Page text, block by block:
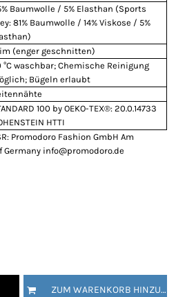
Baumwolle / 5% Elasthan (Sports
81% Baumwolle / 14% Viskose / 5%
(enger geschnitten)
°C waschbar; Chemische Reinigung
Bügeln erlaubt
100 by OEKO-TEX®: 20.0.14733
HTTI
Promodoro Fashion GmbH Am
info@promodoro.de
ZUM WARENKORB HINZUFÜGEN